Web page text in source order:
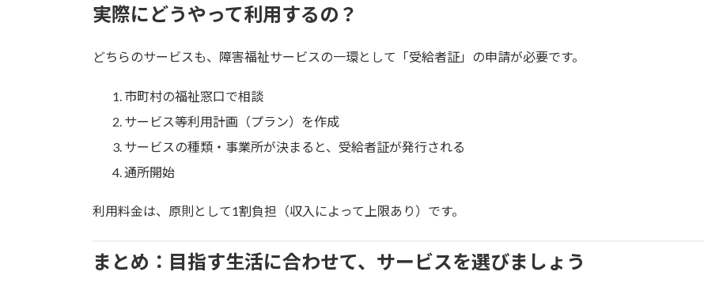
実際にどうやって利用するの？
どちらのサービスも、障害福祉サービスの一環として「受給者証」の申請が必要です。
市町村の福祉窓口で相談
サービス等利用計画（プラン）を作成
サービスの種類・事業所が決まると、受給者証が発行される
通所開始
利用料金は、原則として1割負担（収入によって上限あり）です。
まとめ：目指す生活に合わせて、サービスを選びましょう